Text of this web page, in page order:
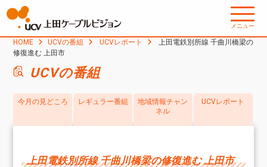
メニュー
HOME UCVの番組 UCVレポート
上田電鉄別所線 千曲川橋梁の
修復進む 上田市
UCVの番組
今月の見どころ レギュラー番組
地域情報チャン
ネル
UCVレポート
上田電鉄別所線 千曲川橋梁の修復進む 上田市